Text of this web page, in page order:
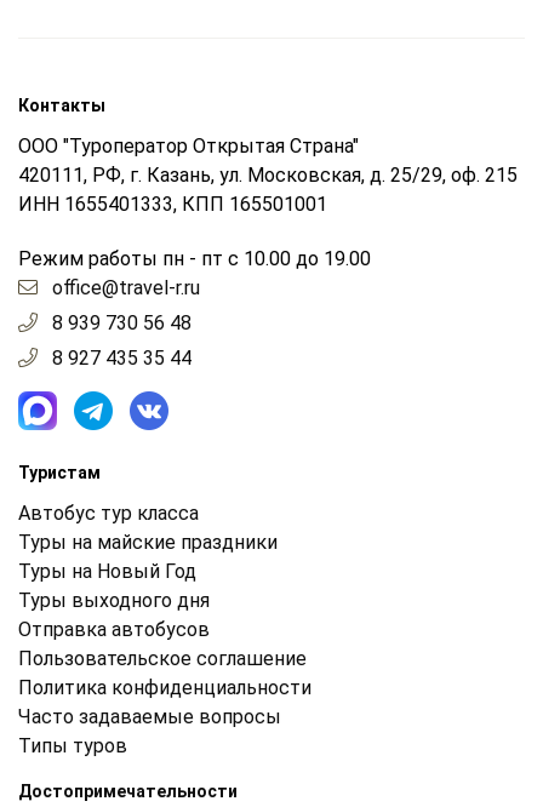
Контакты
ООО "Туроператор Открытая Страна"
420111, РФ, г. Казань, ул. Московская, д. 25/29, оф. 215
ИНН 1655401333, КПП 165501001
Режим работы пн - пт с 10.00 до 19.00
office@travel-r.ru
8 939 730 56 48
8 927 435 35 44
Туристам
Автобус тур класса
Туры на майские праздники
Туры на Новый Год
Туры выходного дня
Отправка автобусов
Пользовательское соглашение
Политика конфиденциальности
Часто задаваемые вопросы
Типы туров
Достопримечательности